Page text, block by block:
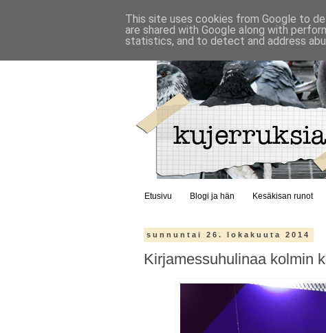
Etusivu Blogi ja hän Kesäkisan runot
sunnuntai 26. lokakuuta 2014
Kirjamessuhulinaa kolmin
This site uses cookies from Google to
are shared with Google along with
statistics, and to detect and address